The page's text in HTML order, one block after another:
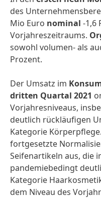
des
Mio Euro nominal -1,6
Vorjahres­zeitraums.
sowohl volumen- als
Prozent.
Der Umsatz im
dritten Quartal 2021
Vorjahres­niveaus,
deutlich rückläufigen
Kategorie
fortgesetzte
Seifenartikeln aus, die
pandemie­bedingt
Kategorie
dem Niveau des